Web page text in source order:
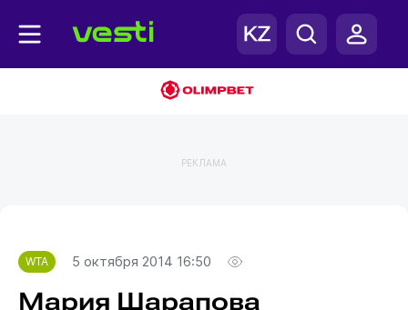
РЕКЛАМА
WTA 5 октября 2014 16:50
Мария Шарапова